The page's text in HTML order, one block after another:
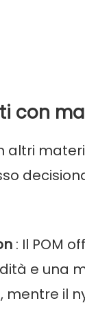
con
altri
: Il POM
e una
mentre il